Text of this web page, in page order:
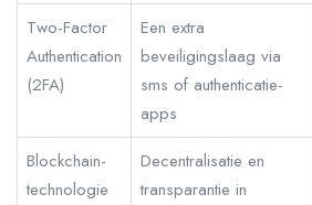
Two-Factor
Authentication
(2FA)
Een extra
beveiligingslaag via
sms of authenticatie-
apps
Blockchain-
technologie
Decentralisatie en
transparantie in